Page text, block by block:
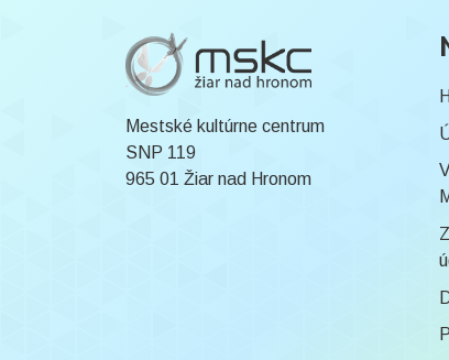
Mestské kultúrne centrum
SNP 119
965 01 Žiar nad Hronom